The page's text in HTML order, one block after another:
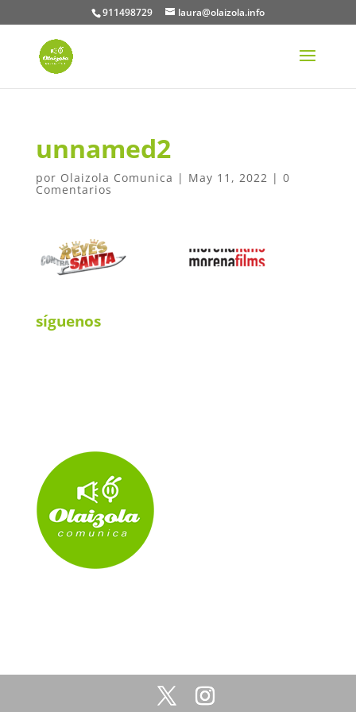
911498729 laura@olaizola.info
unnamed2
por Olaizola Comunica | May 11, 2022 | 0
Comentarios
síguenos